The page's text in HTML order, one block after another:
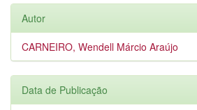
Autor
CARNEIRO, Wendell Márcio Araújo
Data de Publicação